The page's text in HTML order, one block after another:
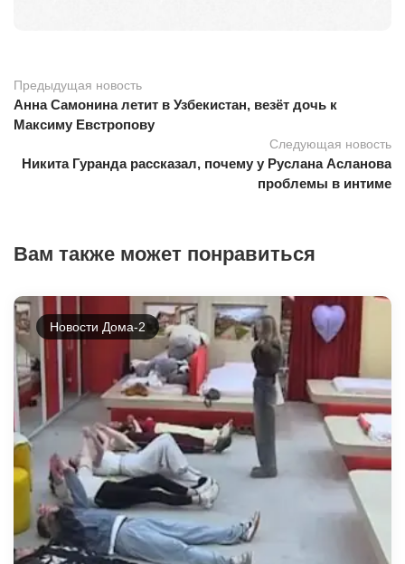
Предыдущая новость
Анна Самонина летит в Узбекистан, везёт дочь к
Максиму Евстропову
Следующая новость
Никита Гуранда рассказал, почему у Руслана Асланова
проблемы в интиме
Вам также может понравиться
Новости Дома-2